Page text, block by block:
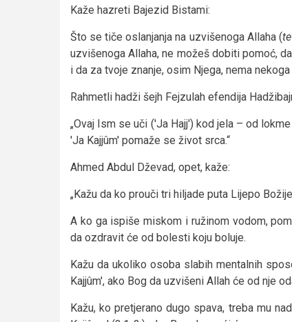
Kaže hazreti Bajezid Bistami:
Što se tiče oslanjanja na uzvišenoga Allaha (
uzvišenoga Allaha, ne možeš dobiti pomoć,
i da za tvoje znanje, osim Njega, nema
Rahmetli hadži šejh Fejzulah efendija
„Ovaj Ism se uči ('Ja Hajj') kod jela – od
'Ja Kajjûm' pomaže se život srca.“
Ahmed Abdul Dževad, opet, kaže:
„Kažu da ko prouči tri hiljade puta Lijepo
A ko ga ispiše miskom i ružinom vodom,
da ozdravit će od bolesti koju boluje.
Kažu da ukoliko osoba slabih mentalnih
Kajjûm', ako Bog da uzvišeni Allah će od nje
Kažu, ko pretjerano dugo spava, treba mu